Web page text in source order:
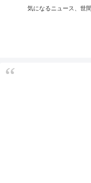
気になるニュース、世